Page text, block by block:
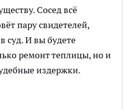
Сосед всё
пару свидетелей,
суд. И вы будете
ремонт теплицы, но и
издержки.